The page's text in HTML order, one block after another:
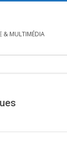
& MULTIMÉDIA